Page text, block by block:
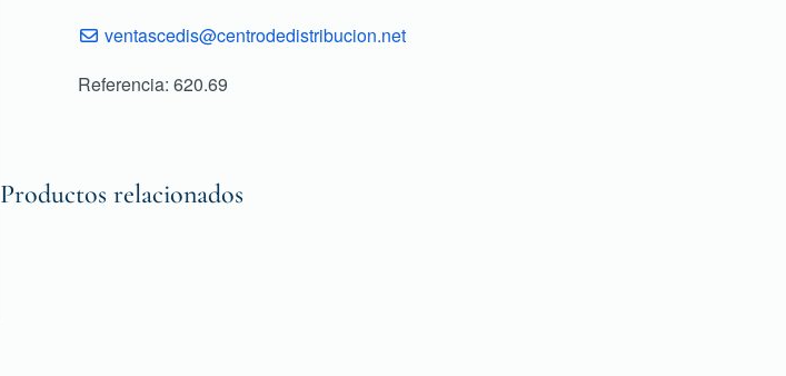
ventascedis@centrodedistribucion.net
Referencia: 620.69
Productos relacionados